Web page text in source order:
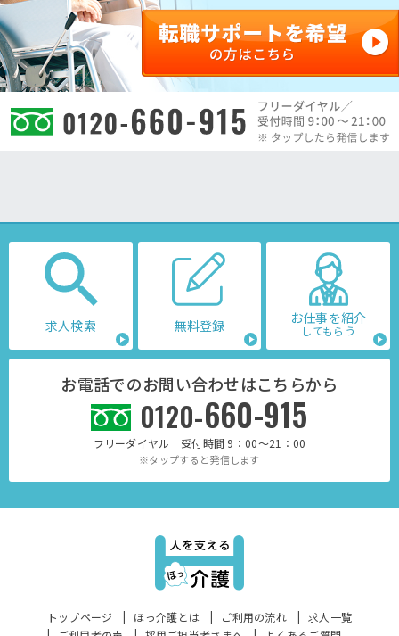
求人検索 無料登録 お仕事を紹介
してもらう
お電話でのお問い合わせはこちらから
0120-660-915
フリーダイヤル 受付時間 9：00～21：00
※タップすると発信します
トップページ ほっ介護とは ご利用の流れ
求人一覧